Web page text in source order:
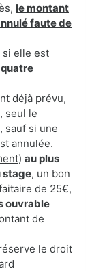
le montant
faute de
si elle est
quatre
déjà prévu,
seul le
sauf si une
annulée.
) au plus
stage, un bon
de 25€,
ouvrable
de
le droit